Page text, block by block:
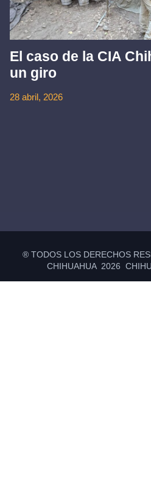
El caso de la CIA
un giro
28 abril, 2026
® TODOS LOS DERECHOS
CHIHUAHUA 2026